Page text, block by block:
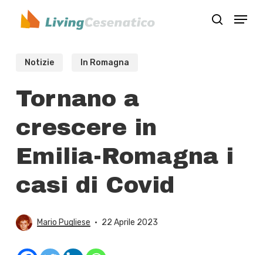
search
Menu
Notizie In Romagna
Tornano a
crescere in
Emilia-Romagna i
casi di Covid
Mario Pugliese 22 Aprile 2023